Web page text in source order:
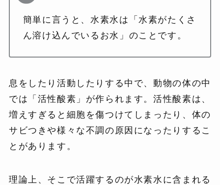
簡単に言うと、水素水は「水素がたくさ
ん溶け込んでいるお水」のことです。
息をしたり活動したりする中で、動物の体の中
では「活性酸素」が作られます。活性酸素は、
増えすぎると細胞を傷つけてしまったり、体の
サビつきや様々な不調の原因になったりするこ
とがあります。
理論上、そこで活躍するのが水素水に含まれる